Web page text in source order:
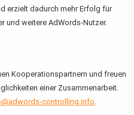
erzielt dadurch mehr Erfolg für
und weitere AdWords-Nutzer.
Kooperationspartnern und freuen
einer Zusammenarbeit.
controlling.info.